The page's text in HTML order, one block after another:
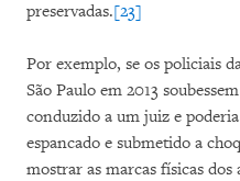
preservadas.[23]
Por exemplo, se os policiais
São Paulo em 2013
conduzido a um juiz e
espancado e submetido a
mostrar as marcas físicas dos